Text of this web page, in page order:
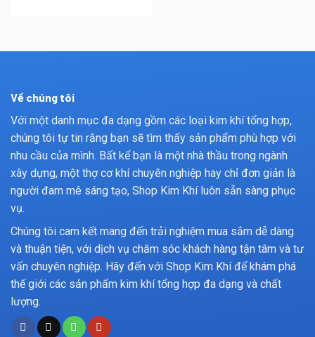
Về chúng tôi
Với một danh mục đa dạng gồm các loại kim khí tổng hợp,
chúng tôi tự tin rằng bạn sẽ tìm thấy sản phẩm phù hợp với
nhu cầu của mình. Bất kể bạn là một nhà thầu trong ngành
xây dựng, một thợ cơ khí chuyên nghiệp hay chỉ đơn giản là
người đam mê sáng tạo, Shop Kim Khí luôn sẵn sàng phục
vụ.
Chúng tôi cam kết mang đến trải nghiệm mua sắm dễ dàng
và thuận tiện, với dịch vụ chăm sóc khách hàng tận tâm và tư
vấn chuyên nghiệp. Hãy đến với Shop Kim Khí để khám phá
thế giới các sản phẩm kim khí tổng hợp đa dạng và chất
lượng.